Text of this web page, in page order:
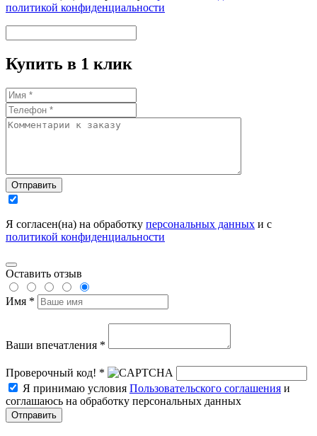
политикой конфиденциальности
Купить в 1 клик
Отправить
Я согласен(на) на обработку персональных данных и с
политикой конфиденциальности
Оставить отзыв
Имя *
Ваши впечатления *
Проверочный код! *
Я принимаю условия Пользовательского соглашения и
соглашаюсь на обработку персональных данных
Отправить